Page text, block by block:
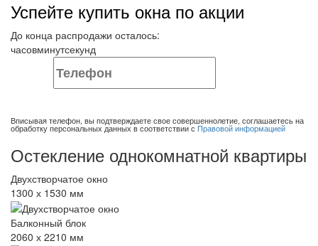
Успейте купить окна по акции
До конца распродажи осталось:
часовминутсекунд
Вписывая телефон, вы подтверждаете свое совершеннолетие, соглашаетесь на
обработку персональных данных в соответствии с Правовой информацией
Остекление однокомнатной квартиры
Двухстворчатое окно
1300 х 1530 мм
Балконный блок
2060 х 2210 мм